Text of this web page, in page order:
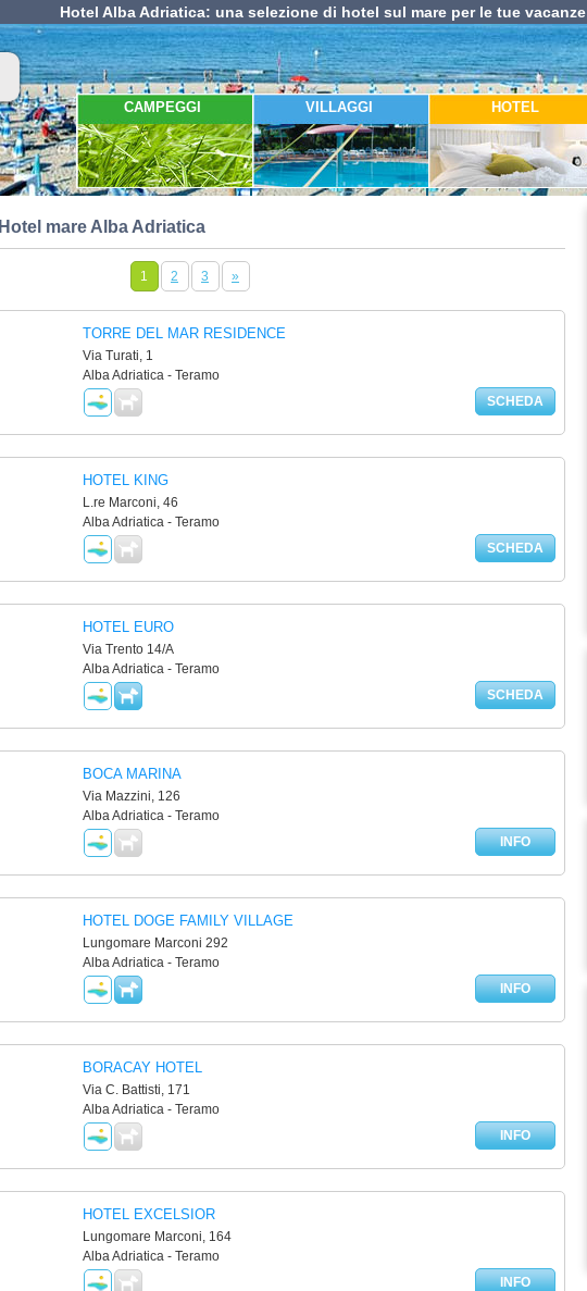
Hotel Alba Adriatica: una selezione di hotel sul mare per le tue vacanze
CAMPEGGI VILLAGGI HOTEL
Hotel mare Alba Adriatica
1 2 3 »
TORRE DEL MAR RESIDENCE
Via Turati, 1
Alba Adriatica - Teramo
SCHEDA
HOTEL KING
L.re Marconi, 46
Alba Adriatica - Teramo
SCHEDA
HOTEL EURO
Via Trento 14/A
Alba Adriatica - Teramo
SCHEDA
BOCA MARINA
Via Mazzini, 126
Alba Adriatica - Teramo
INFO
HOTEL DOGE FAMILY VILLAGE
Lungomare Marconi 292
Alba Adriatica - Teramo
INFO
BORACAY HOTEL
Via C. Battisti, 171
Alba Adriatica - Teramo
INFO
HOTEL EXCELSIOR
Lungomare Marconi, 164
Alba Adriatica - Teramo
INFO